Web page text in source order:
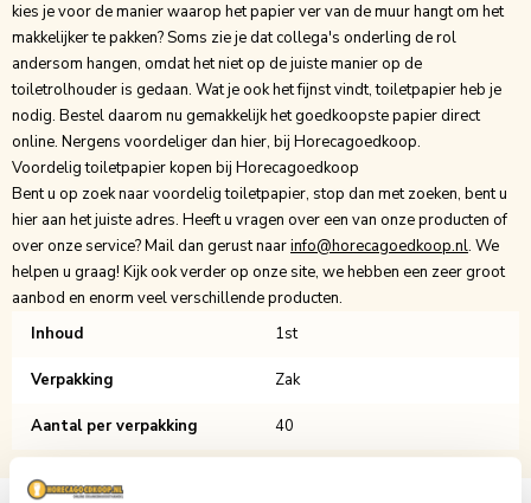
kies je voor de manier waarop het papier ver van de muur hangt om het
makkelijker te pakken? Soms zie je dat collega's onderling de rol
andersom hangen, omdat het niet op de juiste manier op de
toiletrolhouder is gedaan. Wat je ook het fijnst vindt, toiletpapier heb je
nodig. Bestel daarom nu gemakkelijk het goedkoopste papier direct
online. Nergens voordeliger dan hier, bij Horecagoedkoop.
Voordelig toiletpapier kopen bij Horecagoedkoop
Bent u op zoek naar voordelig toiletpapier, stop dan met zoeken, bent u
hier aan het juiste adres. Heeft u vragen over een van onze producten of
over onze service? Mail dan gerust naarinfo@horecagoedkoop.nl. We
helpen u graag! Kijk ook verder op onze site, we hebben een zeer groot
aanbod en enorm veel verschillende producten.
Inhoud
1st
Verpakking Zak
Aantal per verpakking 40